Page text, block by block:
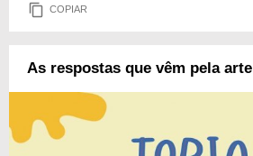
COPIAR
As respostas que vêm pela arte